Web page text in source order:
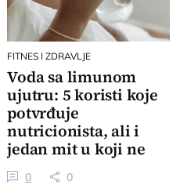
FITNES I ZDRAVLJE
Voda sa limunom
ujutru: 5 koristi koje
potvrđuje
nutricionista, ali i
jedan mit u koji ne
treba da verujete
0 0